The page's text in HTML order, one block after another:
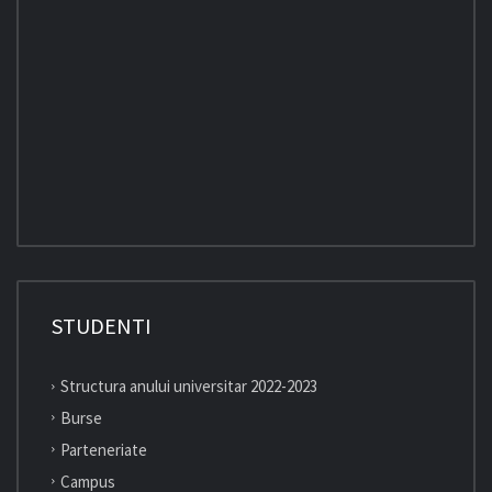
STUDENTI
Structura anului universitar 2022-2023
Burse
Parteneriate
Campus